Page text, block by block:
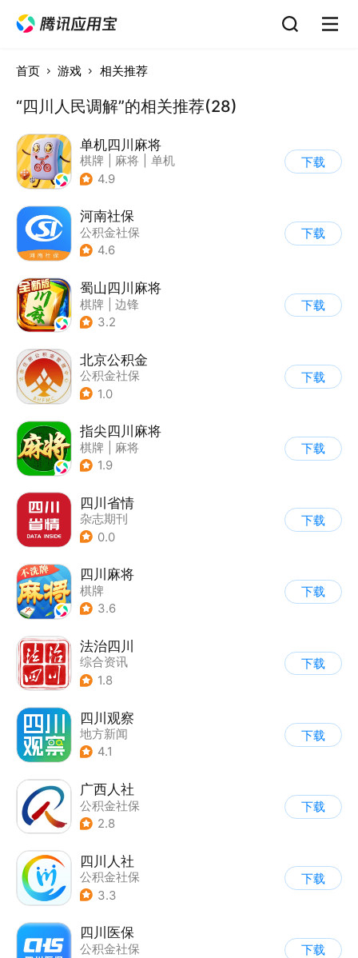
首页 游戏 相关推荐
“四川人民调解”的相关推荐(28)
单机四川麻将
棋牌 麻将
单机
4.9
下载
河南社保
公积金社保
4.6
下载
蜀山四川麻将
棋牌
边锋
3.2
下载
北京公积金
公积金社保
1.0
下载
指尖四川麻将
棋牌
麻将
1.9
下载
四川省情
杂志期刊
0.0
下载
四川麻将
棋牌
3.6
下载
法治四川
综合资讯
1.8
下载
四川观察
地方新闻
4.1
下载
广西人社
公积金社保
2.8
下载
四川人社
公积金社保
3.3
下载
四川医保
公积金社保
下载